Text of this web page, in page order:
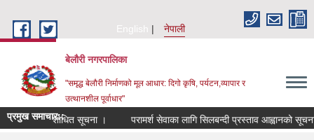
English
नेपाली
बेलौरी नगरपालिका
"समृद्ध बेलौरी निर्माणको मूल आधार: दिगो कृषि, पर्यटन,व्यापार र
उत्थानशील पूर्वाधार"
प्रमुख समाचार::
सम्बन्धी संशोधित सूचना । परामर्श सेवाका लागि सिलबन्दी प्रस्ताव आह्वानको सूचना ।